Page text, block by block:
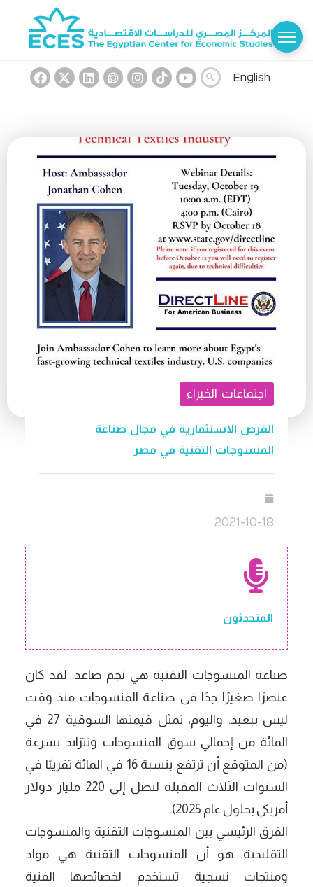
English
اجتماعات الخبراء
الفرص الاستثمارية في مجال صناعة
المنسوجات التقنية في مصر
2021-10-18
المتحدثون
صناعة المنسوجات التقنية هي نجم صاعد. لقد كان
عنصرًا صغيرًا جدًا في صناعة المنسوجات منذ وقت
ليس ببعيد. واليوم، تمثل قيمتها السوقية 27 في
المائة من إجمالي سوق المنسوجات وتتزايد بسرعة
(من المتوقع أن ترتفع بنسبة 16 في المائة تقريبًا في
السنوات الثلاث المقبلة لتصل إلى 220 مليار دولار
أمريكي بحلول عام 2025).
الفرق الرئيسي بين المنسوجات التقنية والمنسوجات
التقليدية هو أن المنسوجات التقنية هي مواد
ومنتجات نسجية تستخدم لخصائصها الفنية